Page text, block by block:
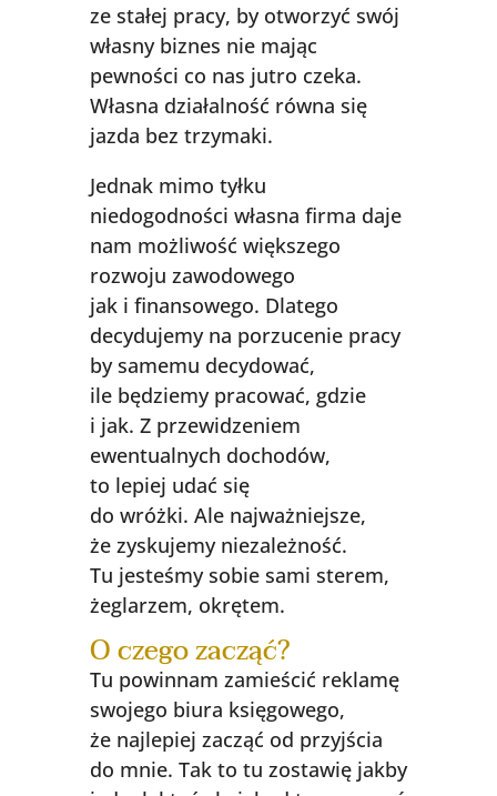
ze stałej pracy, by otworzyć swój
własny biznes nie mając
pewności co nas jutro czeka.
Własna działalność równa się
jazda bez trzymaki.
Jednak mimo tyłku
niedogodności własna firma daje
nam możliwość większego
rozwoju zawodowego
jak i finansowego. Dlatego
decydujemy na porzucenie pracy
by samemu decydować,
ile będziemy pracować, gdzie
i jak. Z przewidzeniem
ewentualnych dochodów,
to lepiej udać się
do wróżki. Ale najważniejsze,
że zyskujemy niezależność.
Tu jesteśmy sobie sami sterem,
żeglarzem, okrętem.
O czego zacząć?
Tu powinnam zamieścić reklamę
swojego biura księgowego,
że najlepiej zacząć od przyjścia
do mnie. Tak to tu zostawię jakby